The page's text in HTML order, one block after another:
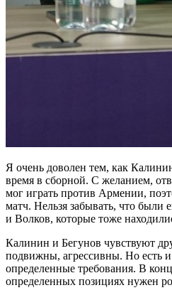
Я очень доволен тем, как
время в сборной. С желанием,
мог играть против Армении,
матч. Нельзя забывать, что
и Волков, которые тоже
Калинин и Бегунов чувствуют
подвижны, агрессивны. Но есть и
определенные требования. В
определенных позициях нужен